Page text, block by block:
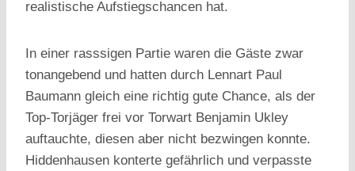
realistische Aufstiegschancen hat.
In einer rasssigen Partie waren die Gäste zwar
tonangebend und hatten durch Lennart Paul
Baumann gleich eine richtig gute Chance, als der
Top-Torjäger frei vor Torwart Benjamin Ukley
auftauchte, diesen aber nicht bezwingen konnte.
Hiddenhausen konterte gefährlich und verpasste